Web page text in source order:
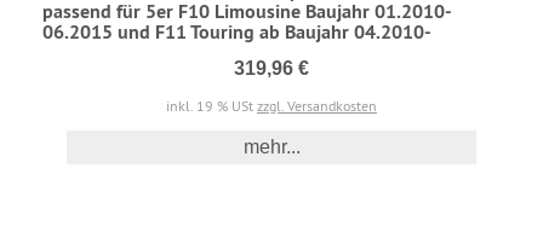
passend für 5er F10 Limousine Baujahr 01.2010-
06.2015 und F11 Touring ab Baujahr 04.2010-
319,96 €
inkl. 19 % USt zzgl. Versandkosten
mehr...